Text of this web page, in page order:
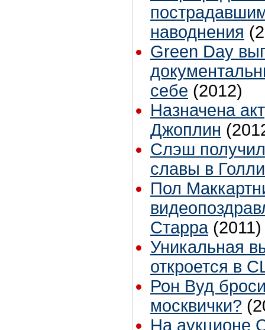
наводнения
Green Day
себе (2012)
Назначена
Джоплин
Слэш
славы в
Пол
Старра (2011)
Уникальная
откроется в
Рон Вуд
москвички?
На аукционе